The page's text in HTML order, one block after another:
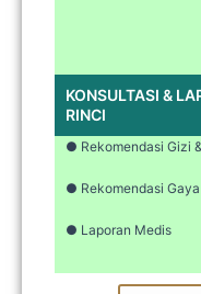
KONSULTASI &
RINCI
● Rekomendasi Gizi
● Rekomendasi
● Laporan Medis